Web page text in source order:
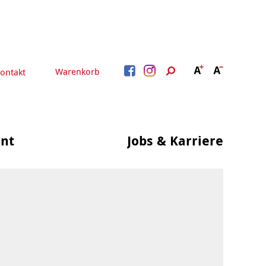
Warenkorb
Jobs & Karriere